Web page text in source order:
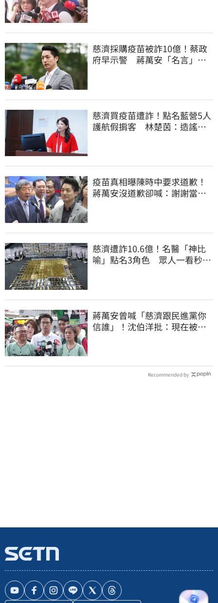
慈濟採購疫苗被詐10億！蔡政
府早示警 蔣萬安「名言」翻
慈濟買疫苗遭詐！點名藍營5人
護航假掮客 林楚茵：造謠政
疫苗真相曝陳時中要求道歉！
蔣萬安沒道歉卻喊：謝謝當時
慈濟遭詐10.6億！名醫「神比
喻」點名3角色 眾人一看秒懂
蔣萬安曾喊「慈濟跟民進黨你
信誰」！沈伯洋批：現在被發
Recommended by